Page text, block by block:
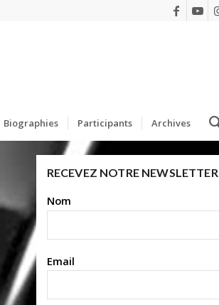
Biographies Participants Archives
RECEVEZ NOTRE NEWSLETTER
Nom
Email